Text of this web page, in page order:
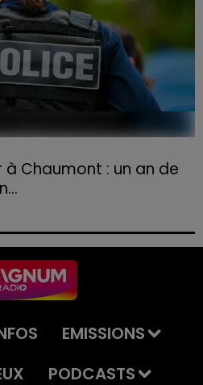
Chaumont : un an de
de son véhicule.
EMISSIONS
PODCASTS